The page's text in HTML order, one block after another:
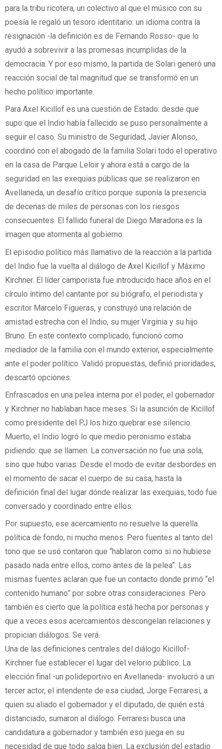
para la tribu ricotera, un colectivo al que el músico con su
poesía le regaló un tesoro identitario: un idioma contra la
resignación -la definición es de Fernando Rosso- que lo
ayudó a sobrevivir a las promesas incumplidas de la
democracia. Y por eso mismo, la partida de Solari generó una
reacción social de tal magnitud que se transformó en un
hecho político importante.
Para Axel Kicillof es una cuestión de Estado: desde que
supo que el Indio había fallecido se puso personalmente a
seguir el caso. Su ministro de Seguridad, Javier Alonso,
coordinó con el abogado de la familia Solari todo el operativo
en la casa de Parque Leloir y ahora está a cargo de la
seguridad en las exequias públicas que se realizaron en
Avellaneda, un desafío crítico porque suponía la presencia
de decenas de miles de personas con los riesgos
consecuentes. El fallido funeral de Diego Maradona es la
imagen que atormenta al gobierno.
El episodio político más llamativo de la reacción a la partida
del Indio fue la vuelta al diálogo de Axel Kicillof y Máximo
Kirchner. El líder camporista fue introducido hace años en el
círculo íntimo del cantante por su biógrafo, el periodista y
escritor Marcelo Figueras, y construyó una relación de
amistad estrecha con el Indio, su mujer Virginia y su hijo
Bruno. En este contexto complicado, funcionó como
mediador de la familia con el mundo exterior, especialmente
ante el poder político. Validó propuestas, definió prioridades,
descartó opciones.
Enfrascados en una pelea interna por el poder, el gobernador
y Kirchner no hablaban hace meses. Si la asunción de Kicillof
como presidente del PJ los hizo quebrar ese silencio.
Muerto, el Indio logró lo que medio peronismo estaba
pidiendo: que se llamen. La conversación no fue una sola,
sino que hubo varias. Desde el modo de evitar desbordes en
el momento de sacar el cuerpo de su casa, hasta la
definición final del lugar dónde realizar las exequias, todo fue
conversado y coordinado entre ellos.
Por supuesto, ese acercamiento no resuelve la querella
política de fondo, ni mucho menos. Pero fuentes al tanto del
tono que se usó contaron que “hablaron como si no hubiese
pasado nada entre ellos, como antes de la pelea”. Las
mismas fuentes aclaran que fue un contacto donde primó “el
contenido humano” por sobre otras consideraciones. Pero
también es cierto que la política está hecha por personas y
que a veces esos acercamientos descongelan relaciones y
propician diálogos. Se verá.
Una de las definiciones centrales del diálogo Kicillof-
Kirchner fue establecer el lugar del velorio público. La
elección final -un polideportivo en Avellaneda- involucró a un
tercer actor, el intendente de esa ciudad, Jorge Ferraresi, a
quien su aliado el gobernador y el diputado, de quién está
distanciado, sumaron al diálogo. Ferraresi busca una
candidatura a gobernador y también eso juega en su
necesidad de que todo salga bien. La exclusión del estadio